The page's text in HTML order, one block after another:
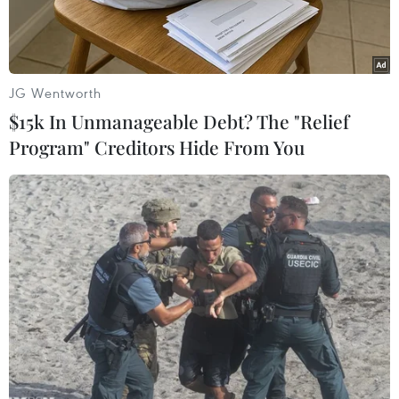
Lò đốt rác bỏ hoang 3 năm nay. (Ảnh: Trịnh Duy Hưng/TTXVN)
Lò đốt rác ở xã Xuân Bình, huyện miền núi Như
Xuân, tỉnh Thanh Hóa được xây dựng với nguồn
kinh phí 11,3 tỷ đồng từ vốn sự nghiệp môi
trường.
JG Wentworth
$15k In Unmanageable Debt? The "Relief
Program" Creditors Hide From You